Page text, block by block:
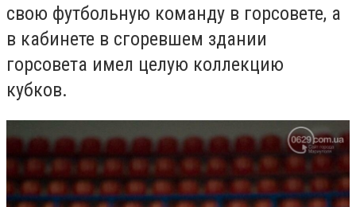
свою футбольную команду в горсовете, а
в кабинете в сгоревшем здании
горсовета имел целую коллекцию
кубков.